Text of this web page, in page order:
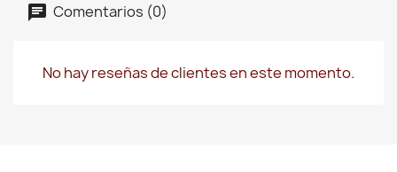
Comentarios (0)
No hay reseñas de clientes en este momento.